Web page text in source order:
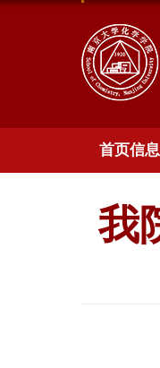
首页信息
我